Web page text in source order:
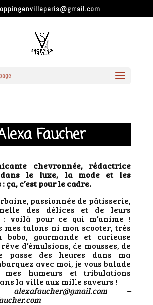
Faucher
chevronnée, rédactrice
le luxe, la mode et les
ça, c’est pour le cadre.
passionnée de pâtisserie,
des délices et de leurs
: voilà pour ce qui m’anime !
mes talons ni mon scooter, très
bobo, gourmande et curieuse
d’émulsions, de mousses, de
passe des heures dans ma
avec moi, je vous balade
humeurs et tribulations
la ville aux mille saveurs !
–